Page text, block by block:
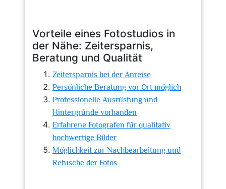
Vorteile eines Fotostudios in
der Nähe: Zeitersparnis,
Beratung und Qualität
Zeitersparnis bei der Anreise
Persönliche Beratung vor Ort möglich
Professionelle Ausrüstung und
Hintergründe vorhanden
Erfahrene Fotografen für qualitativ
hochwertige Bilder
Möglichkeit zur Nachbearbeitung und
Retusche der Fotos